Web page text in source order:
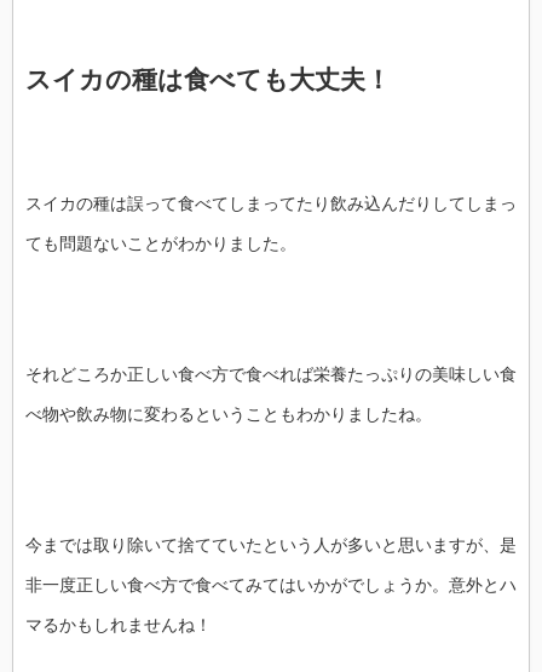
スイカの種は食べても大丈夫！
スイカの種は誤って食べてしまってたり飲み込んだりしてしまっ
ても問題ないことがわかりました。
それどころか正しい食べ方で食べれば栄養たっぷりの美味しい食
べ物や飲み物に変わるということもわかりましたね。
今までは取り除いて捨てていたという人が多いと思いますが、是
非一度正しい食べ方で食べてみてはいかがでしょうか。意外とハ
マるかもしれませんね！